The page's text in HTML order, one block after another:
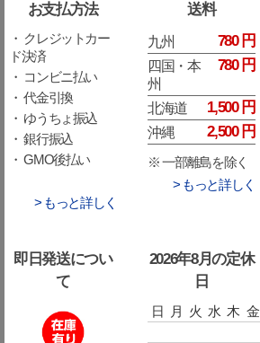
お支払方法
・ クレジットカー
ド決済
・ コンビニ払い
・ 代金引換
・ ゆうちょ振込
・ 銀行振込
・ GMO後払い
> もっと詳しく
送料
九州 780 円
四国・本
州
780 円
北海道 1,500 円
沖縄 2,500 円
※ 一部離島を除く
> もっと詳しく
即日発送につい
て
2026年8月の定休
日
日 月 火 水 木 金